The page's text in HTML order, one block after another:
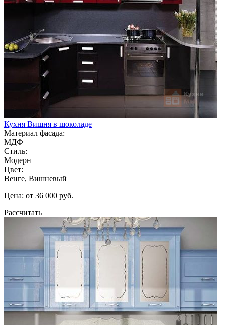
Кухня Вишня в шоколаде
Материал фасада:
МДФ
Стиль:
Модерн
Цвет:
Венге, Вишневый
Цена: от 36 000 руб.
Рассчитать